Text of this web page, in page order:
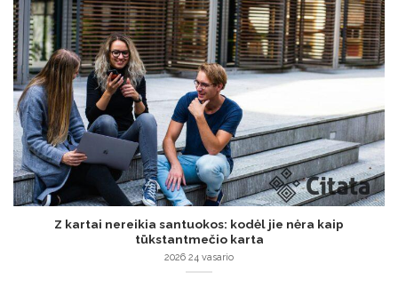
Z kartai nereikia santuokos: kodėl jie nėra kaip
tūkstantmečio karta
2026 24 vasario